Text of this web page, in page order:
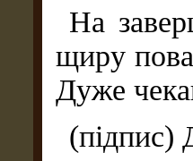
На
щиру
Дуже
(підпис)